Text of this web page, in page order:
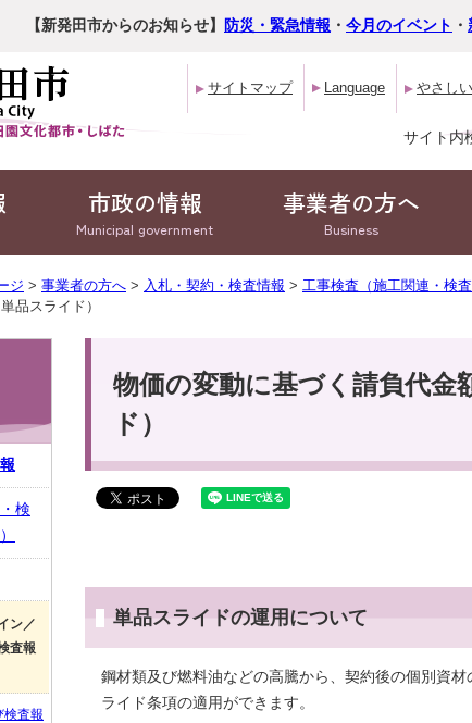
【新発田市からのお知らせ】 防災・緊急情報 ・ 今月のイベント ・
サイトマップ Language やさし
サイト内
市政の情報
Municipal government
事業者の方へ
Business
ジ > 事業者の方へ > 入札・契約・検査情報 > 工事検査（施工関連・検
品スライド）
物価の変動に基づく請負代金
ド）
単品スライドの運用について
鋼材類及び燃料油などの高騰から、契約後の個別資
ライド条項の適用ができます。
検
ン／
査報
検査報